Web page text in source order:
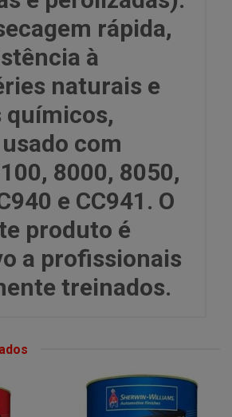
rápida,
à
naturais e
químicos,
com
8000, 8050,
e CC941. O
produto é
a profissionais
treinados.